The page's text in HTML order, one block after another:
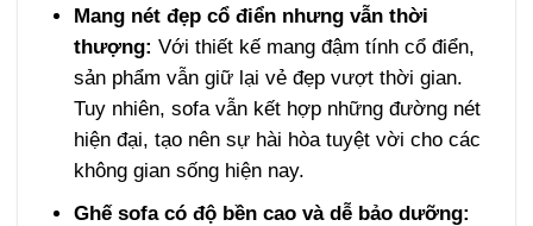
Mang nét đẹp cổ điển nhưng vẫn thời
thượng: Với thiết kế mang đậm tính cổ điển,
sản phẩm vẫn giữ lại vẻ đẹp vượt thời gian.
Tuy nhiên, sofa vẫn kết hợp những đường nét
hiện đại, tạo nên sự hài hòa tuyệt vời cho các
không gian sống hiện nay.
Ghế sofa có độ bền cao và dễ bảo dưỡng: